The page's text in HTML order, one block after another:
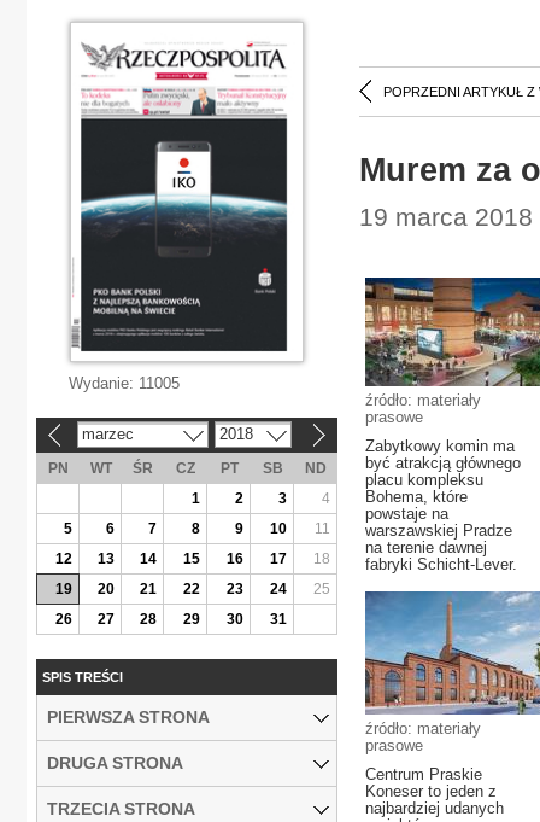
POPRZEDNI ARTYKUŁ Z
Murem za
19 marca
źródło: materiały
prasowe
Zabytkowy komin ma
być atrakcją głównego
placu kompleksu
Bohema, które
powstaje na
warszawskiej Pradze
na terenie dawnej
fabryki Schicht-Lever.
źródło: materiały
prasowe
Centrum Praskie
Koneser to jeden z
najbardziej udanych
Wydanie: 11005
marzec 2018
PN WT ŚR CZ PT SB
ND
1
2 3
4
5
6 7 8 9 10
11
12
13 14 15 16 17
18
19
20 21 22 23 24
25
26
27 28 29 30 31
SPIS TREŚCI
PIERWSZA STRONA
DRUGA STRONA
TRZECIA STRONA